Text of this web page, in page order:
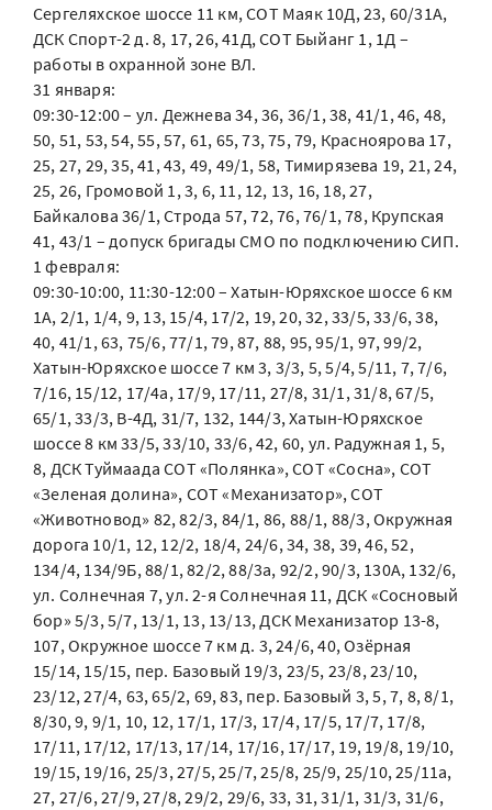
Сергеляхское шоссе 11 км, СОТ Маяк 10Д, 23, 60/31А,
ДСК Спорт-2 д. 8, 17, 26, 41Д, СОТ Быйанг 1, 1Д –
работы в охранной зоне ВЛ.
31 января:
09:30-12:00 – ул. Дежнева 34, 36, 36/1, 38, 41/1, 46, 48,
50, 51, 53, 54, 55, 57, 61, 65, 73, 75, 79, Красноярова 17,
25, 27, 29, 35, 41, 43, 49, 49/1, 58, Тимирязева 19, 21, 24,
25, 26, Громовой 1, 3, 6, 11, 12, 13, 16, 18, 27,
Байкалова 36/1, Строда 57, 72, 76, 76/1, 78, Крупская
41, 43/1 – допуск бригады СМО по подключению СИП.
1 февраля:
09:30-10:00, 11:30-12:00 – Хатын-Юряхское шоссе 6 км
1А, 2/1, 1/4, 9, 13, 15/4, 17/2, 19, 20, 32, 33/5, 33/6, 38,
40, 41/1, 63, 75/6, 77/1, 79, 87, 88, 95, 95/1, 97, 99/2,
Хатын-Юряхское шоссе 7 км 3, 3/3, 5, 5/4, 5/11, 7, 7/6,
7/16, 15/12, 17/4а, 17/9, 17/11, 27/8, 31/1, 31/8, 67/5,
65/1, 33/3, В-4Д, 31/7, 132, 144/3, Хатын-Юряхское
шоссе 8 км 33/5, 33/10, 33/6, 42, 60, ул. Радужная 1, 5,
8, ДСК Туймаада СОТ «Полянка», СОТ «Сосна», СОТ
«Зеленая долина», СОТ «Механизатор», СОТ
«Животновод» 82, 82/3, 84/1, 86, 88/1, 88/3, Окружная
дорога 10/1, 12, 12/2, 18/4, 24/6, 34, 38, 39, 46, 52,
134/4, 134/9Б, 88/1, 82/2, 88/3а, 92/2, 90/3, 130А, 132/6,
ул. Солнечная 7, ул. 2-я Солнечная 11, ДСК «Сосновый
бор» 5/3, 5/7, 13/1, 13, 13/13, ДСК Механизатор 13-8,
107, Окружное шоссе 7 км д. 3, 24/6, 40, Озёрная
15/14, 15/15, пер. Базовый 19/3, 23/5, 23/8, 23/10,
23/12, 27/4, 63, 65/2, 69, 83, пер. Базовый 3, 5, 7, 8, 8/1,
8/30, 9, 9/1, 10, 12, 17/1, 17/3, 17/4, 17/5, 17/7, 17/8,
17/11, 17/12, 17/13, 17/14, 17/16, 17/17, 19, 19/8, 19/10,
19/15, 19/16, 25/3, 27/5, 25/7, 25/8, 25/9, 25/10, 25/11а,
27, 27/6, 27/9, 27/8, 29/2, 29/6, 33, 31, 31/1, 31/3, 31/6,